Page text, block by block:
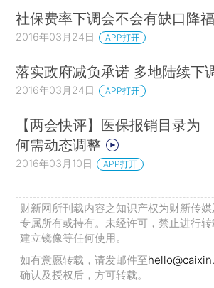
社保费率下调会不会有缺口降
2016年03月24日 APP打开
落实政府减负承诺 多地陆续下
2016年03月24日 APP打开
【两会快评】医保报销目录为
何需动态调整
2016年03月10日 APP打开
财新网所刊载内容之知识产权为财新传
专属所有或持有。未经许可，禁止进行
建立镜像等任何使用。
如有意愿转载，请发邮件至
确认及授权后，方可转载。